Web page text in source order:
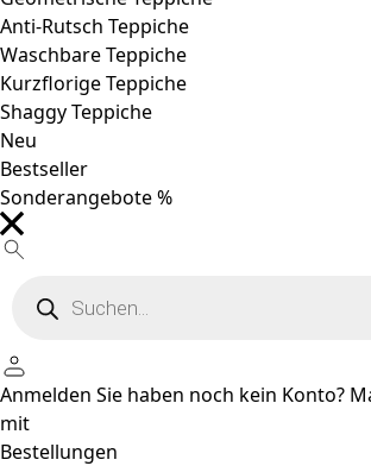
Anti-Rutsch Teppiche
Waschbare Teppiche
Kurzflorige Teppiche
Shaggy Teppiche
Neu
Bestseller
Sonderangebote %
search
Anmelden Sie haben noch kein Konto?
mit
Bestellungen